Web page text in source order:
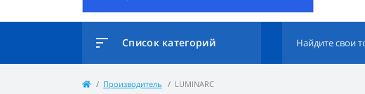
Список категорий
Производитель LUMINARC